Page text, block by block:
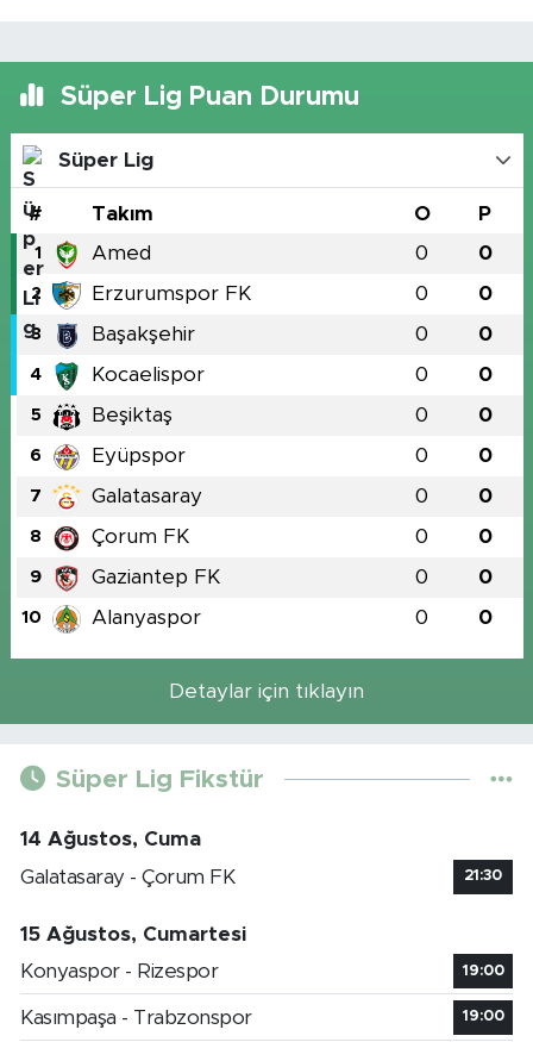
Süper Lig Puan Durumu
Süper Lig
# Takım O P
1 Amed 0 0
2 Erzurumspor FK 0 0
3 Başakşehir 0 0
4 Kocaelispor 0 0
5 Beşiktaş 0 0
6 Eyüpspor 0 0
7 Galatasaray 0 0
8 Çorum FK 0 0
9 Gaziantep FK 0 0
10 Alanyaspor 0 0
Detaylar için tıklayın
Süper Lig Fikstür
14 Ağustos, Cuma
Galatasaray - Çorum FK
21:30
15 Ağustos, Cumartesi
Konyaspor - Rizespor
19:00
Kasımpaşa - Trabzonspor 19:00